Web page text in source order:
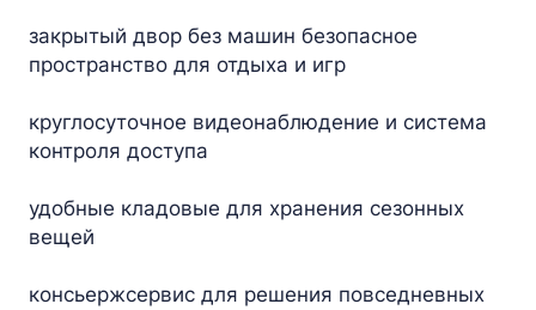
закрытый двор без машин безопасное
пространство для отдыха и игр
круглосуточное видеонаблюдение и система
контроля доступа
удобные кладовые для хранения сезонных
вещей
консьержсервис для решения повседневных